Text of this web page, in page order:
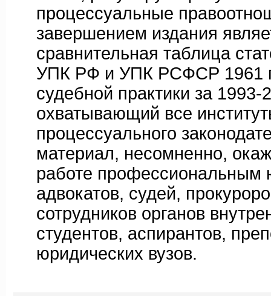
процессуальные
завершением издания
сравнительная таблица
УПК РФ и УПК РСФСР 1961
судебной практики за 1993-
охватывающий все
процессуального
материал, несомненно,
работе профессиональным
адвокатов, судей,
сотрудников органов
студентов, аспирантов,
юридических вузов.